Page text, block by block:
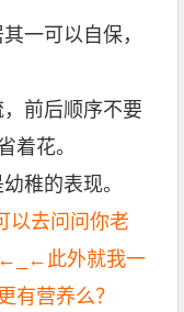
一可以自保，
前后顺序不要
着花。
稚的表现。
以去问问你老
←_←此外就我一
有营养么？